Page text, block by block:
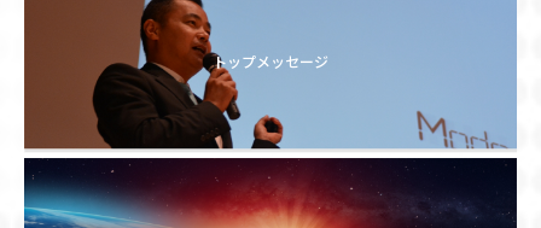
株式会社 P-UP World
株式会社 ピーアップ
株式会社 デライトアップ
株式会社 Kids-UP
株式会社 Moto-UP
トップメッセージ